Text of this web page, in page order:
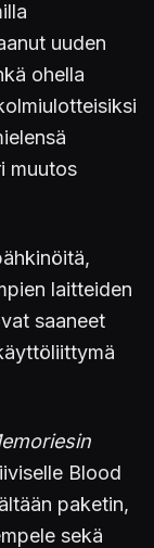
uuden
ohella
muutos
laitteiden
saaneet
Blood
paketin,
sekä